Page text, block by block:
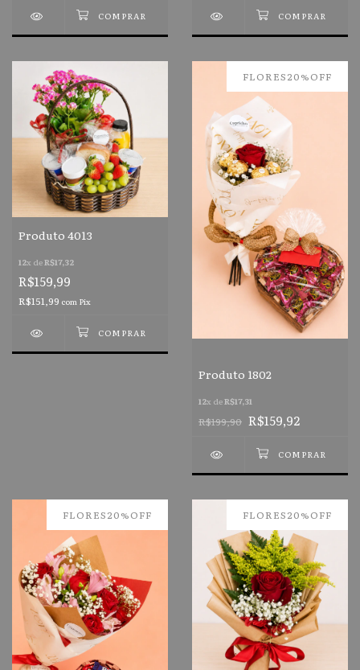
Produto 4013
12x deR$17,32
R$159,99
R$151,99 com Pix
FLORES20%OFF
Produto 1802
12x deR$17,31
R$199,90 R$159,92
FLORES20%OFF FLORES20%OFF